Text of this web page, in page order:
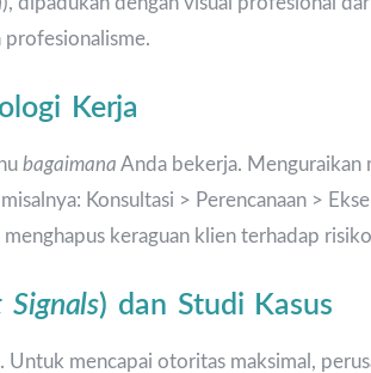
profesionalisme.
Kerja
bagaimana Anda bekerja. Menguraikan
Konsultasi > Perencanaan >
keraguan klien terhadap
Signals) dan Studi Kasus
mencapai otoritas maksimal,